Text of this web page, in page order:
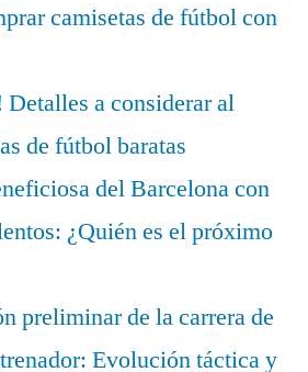
camisetas de fútbol con
Detalles a considerar al
de fútbol baratas
del Barcelona con
¿Quién es el próximo
preliminar de la carrera de
Evolución táctica y